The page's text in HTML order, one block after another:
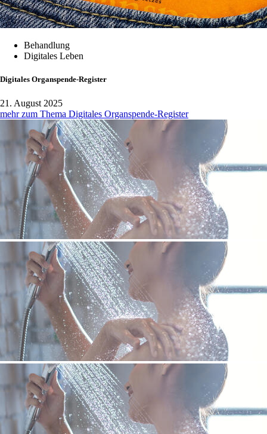
Behandlung
Digitales Leben
Digitales Organspende-Register
21. August 2025
mehr zum Thema Digitales Organspende-Register